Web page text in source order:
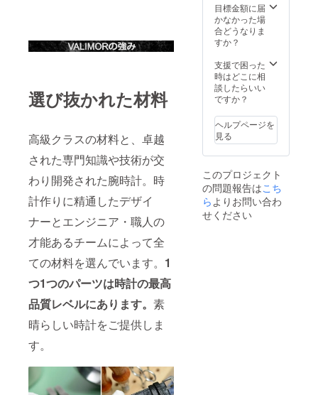
選び抜かれた材料
高級クラスの材料と、卓越
された専門知識や技術が交
わり開発された腕時計。時
計作りに精通したデザイ
ナーとエンジニア・職人の
才能あるチームによって全
ての材料を選んでいます。 1
つ1つのパーツは時計の最高
品質レベルにあります。 素
晴らしい時計をご提供しま
す。
目標金額に届
かなかった場
合どうなりま
すか？
支援で困った
時はどこに相
談したらいい
ですか？
ヘルプページを
見る
このプロジェクト
の問題報告はこち
ら よりお問い合わ
せください